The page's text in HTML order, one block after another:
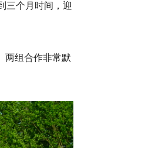
三个月时间，迎
两组合作非常默